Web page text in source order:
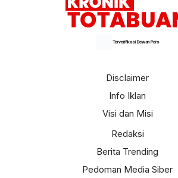
Terverifikasi Dewan Pers
Disclaimer
Info Iklan
Visi dan Misi
Redaksi
Berita Trending
Pedoman Media Siber